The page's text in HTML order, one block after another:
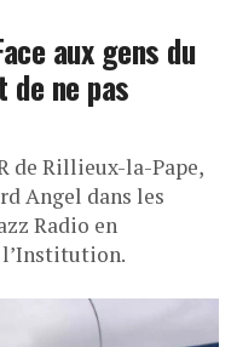
aux gens du
de ne pas
de Rillieux-la-Pape,
Angel dans les
Radio en